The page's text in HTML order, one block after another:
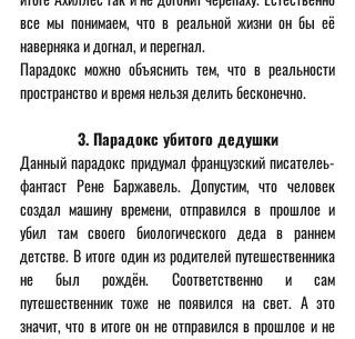
все мы понимаем, что в реальной жизни он бы её
наверняка и догнал, и перегнал.
Парадокс можно объяснить тем, что в реальности
пространство и время нельзя делить бесконечно.
3. Парадокс убитого дедушки
Данный парадокс придумал французский писателеь-
фантаст Рене Баржавель. Допустим, что человек
создал машину времени, отправился в прошлое и
убил там своего биологического деда в раннем
детстве. В итоге один из родителей путешественника
не был рождён. Соответственно и сам
путешественник тоже не появился на свет. А это
значит, что в итоге он не отправился в прошлое и не